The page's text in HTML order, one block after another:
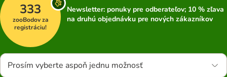
333
zooBodov za
registráciu!
Newsletter: ponuky pre odberateľov; 10 % zľava
na druhú objednávku pre nových zákazníkov
Prosím vyberte aspoň jednu možnosť